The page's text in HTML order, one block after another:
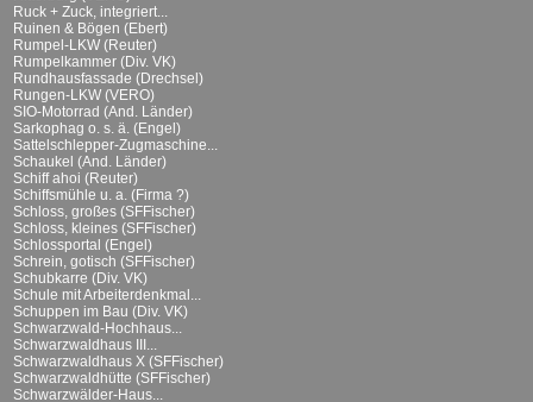
Ruck + Zuck, integriert...
Ruinen & Bögen (Ebert)
Rumpel-LKW (Reuter)
Rumpelkammer (Div. VK)
Rundhausfassade (Drechsel)
Rungen-LKW (VERO)
SIO-Motorrad (And. Länder)
Sarkophag o. s. ä. (Engel)
Sattelschlepper-Zugmaschine...
Schaukel (And. Länder)
Schiff ahoi (Reuter)
Schiffsmühle u. a. (Firma ?)
Schloss, großes (SFFischer)
Schloss, kleines (SFFischer)
Schlossportal (Engel)
Schrein, gotisch (SFFischer)
Schubkarre (Div. VK)
Schule mit Arbeiterdenkmal...
Schuppen im Bau (Div. VK)
Schwarzwald-Hochhaus...
Schwarzwaldhaus III...
Schwarzwaldhaus X (SFFischer)
Schwarzwaldhütte (SFFischer)
Schwarzwälder-Haus...